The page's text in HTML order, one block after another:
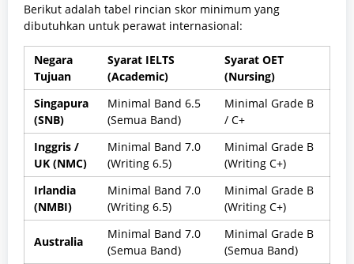
Berikut adalah tabel rincian skor minimum yang
dibutuhkan untuk perawat internasional:
Negara
Tujuan
Syarat IELTS
(Academic)
Syarat OET
(Nursing)
Singapura
(SNB)
Minimal Band 6.5
(Semua Band)
Minimal Grade B
/ C+
Inggris /
UK (NMC)
Minimal Band 7.0
(Writing 6.5)
Minimal Grade B
(Writing C+)
Irlandia
(NMBI)
Minimal Band 7.0
(Writing 6.5)
Minimal Grade B
(Writing C+)
Australia
Minimal Band 7.0
(Semua Band)
Minimal Grade B
(Semua Band)